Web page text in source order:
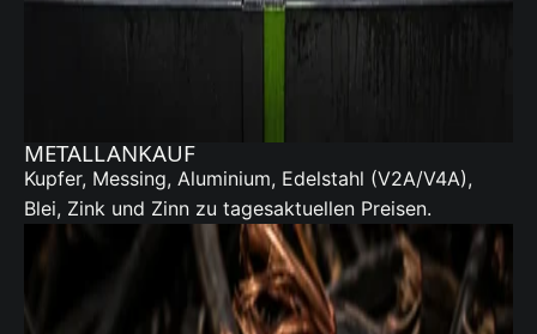
METALLANKAUF
Kupfer, Messing, Aluminium, Edelstahl (V2A/V4A),
Blei, Zink und Zinn zu tagesaktuellen Preisen.